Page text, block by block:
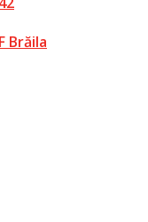
Brăila